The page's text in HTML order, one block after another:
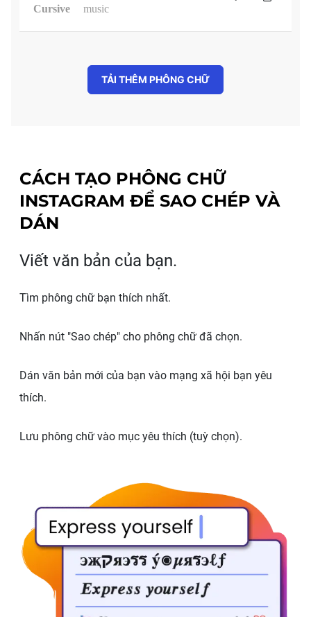
Cursive music
TẢI THÊM PHÔNG CHỮ
CÁCH TẠO PHÔNG CHỮ
INSTAGRAM ĐỂ SAO CHÉP VÀ
DÁN
Viết văn bản của bạn.
Tìm phông chữ bạn thích nhất.
Nhấn nút "Sao chép" cho phông chữ đã chọn.
Dán văn bản mới của bạn vào mạng xã hội bạn yêu
thích.
Lưu phông chữ vào mục yêu thích (tuỳ chọn).